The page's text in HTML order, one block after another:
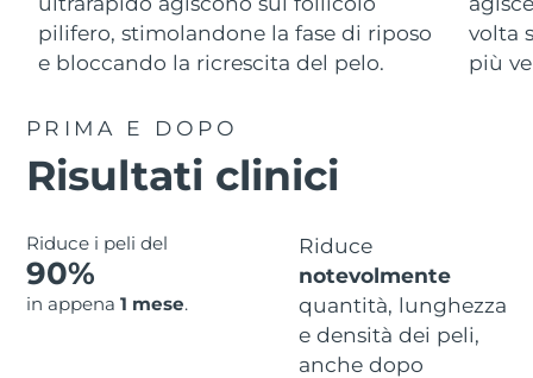
pilifero, stimolandone la fase di riposo
e bloccando la ricrescita del pelo.
volta
più
PRIMA E DOPO
Risultati clinici
Riduce i peli del
90%
in appena 1 mese.
Riduce
notevolmente
quantità, lunghezza
e densità dei peli,
anche dopo
For healthy hair
18% PAP
Cosmetici Uomini
Vedi tutto
APP FOREO
Israele Consegna stimata 8/13/26
Giappone
Jersey Consegna stimata
Kazakistan Consegna stimata
Kuwait Consegna stimata8/9/26
Consegna stimata